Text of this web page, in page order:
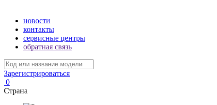
новости
контакты
сервисные центры
обратная связь
Зарегистрироваться
0
Страна